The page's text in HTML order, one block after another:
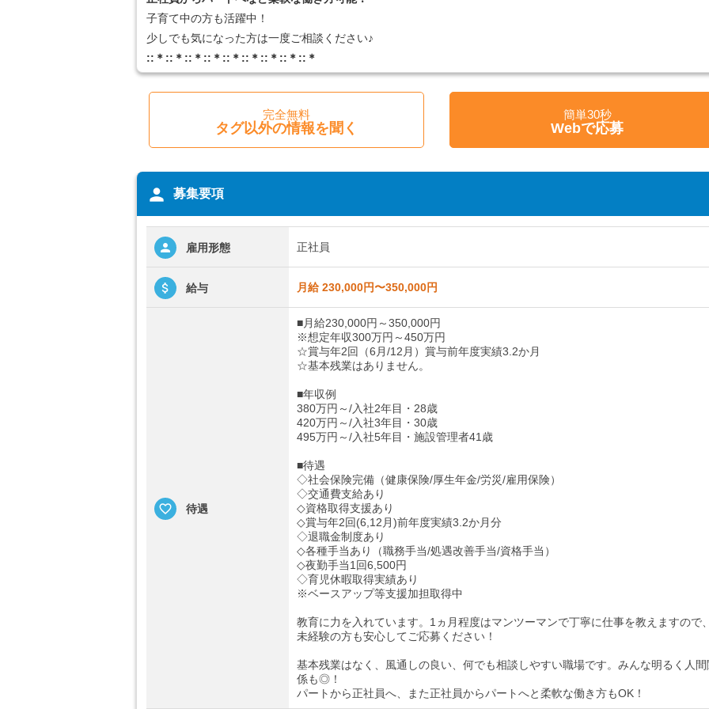
子育て中の方も活躍中！
少しでも気になった方は一度ご相談ください♪
::＊::＊::＊::＊::＊::＊::＊::＊::＊
完全無料
タグ以外の情報を聞く
簡単30秒
Webで応募
person 募集要項
雇用形態 正社員
給与 月給 230,000円〜350,000円
待遇
■月給230,000円～350,000円
※想定年収300万円～450万円
☆賞与年2回（6月/12月）賞与前年度実績3.2か月
☆基本残業はありません。
■年収例
380万円～/入社2年目・28歳
420万円～/入社3年目・30歳
495万円～/入社5年目・施設管理者41歳
■待遇
◇社会保険完備（健康保険/厚生年金/労災/雇用保険）
◇交通費支給あり
◇資格取得支援あり
◇賞与年2回(6,12月)前年度実績3.2か月分
◇退職金制度あり
◇各種手当あり（職務手当/処遇改善手当/資格手当）
◇夜勤手当1回6,500円
◇育児休暇取得実績あり
※ベースアップ等支援加担取得中
教育に力を入れています。1ヵ月程度はマンツーマンで丁寧に仕事を教えますので
未経験の方も安心してご応募ください！
基本残業はなく、風通しの良い、何でも相談しやすい職場です。みんな明るく人間
係も◎！
パートから正社員へ、また正社員からパートへと柔軟な働き方もOK！